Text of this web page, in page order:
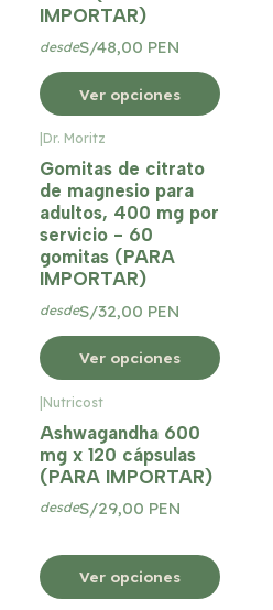
IMPORTAR)
desdeS/48,00 PEN
Ver opciones
Dr. Moritz
Gomitas de citrato
de magnesio para
adultos, 400 mg por
servicio - 60
gomitas (PARA
IMPORTAR)
desdeS/32,00 PEN
Ver opciones
|Nutricost
Ashwagandha 600
mg x 120 cápsulas
(PARA IMPORTAR)
desdeS/29,00 PEN
Ver opciones